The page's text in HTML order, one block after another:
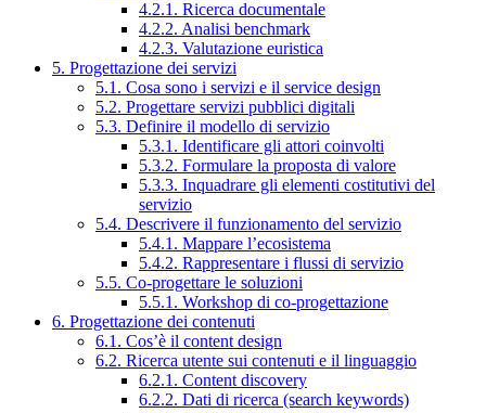
4.2.1. Ricerca documentale
4.2.2. Analisi benchmark
4.2.3. Valutazione euristica
5. Progettazione dei servizi
5.1. Cosa sono i servizi e il service design
5.2. Progettare servizi pubblici digitali
5.3. Definire il modello di servizio
5.3.1. Identificare gli attori coinvolti
5.3.2. Formulare la proposta di valore
5.3.3. Inquadrare gli elementi costitutivi del
servizio
5.4. Descrivere il funzionamento del servizio
5.4.1. Mappare l’ecosistema
5.4.2. Rappresentare i flussi di servizio
5.5. Co-progettare le soluzioni
5.5.1. Workshop di co-progettazione
6. Progettazione dei contenuti
6.1. Cos’è il content design
6.2. Ricerca utente sui contenuti e il linguaggio
6.2.1. Content discovery
6.2.2. Dati di ricerca (search keywords)